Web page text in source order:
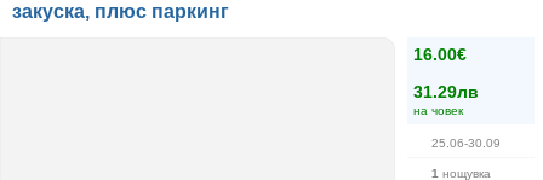
закуска, плюс паркинг
16.00€
31.29лв
на човек
25.06-30.09
1 нощувка